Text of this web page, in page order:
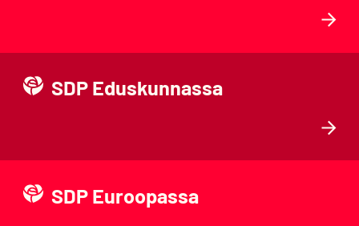
SDP Eduskunnassa
SDP Euroopassa